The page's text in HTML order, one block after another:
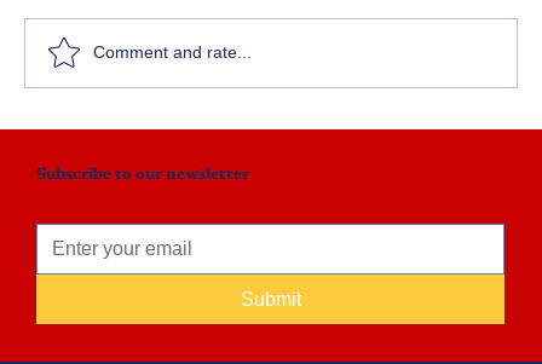
Comment and rate...
Subscribe to our newsletter
Submit